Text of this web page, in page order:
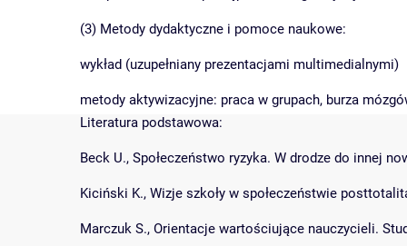
(3) Metody dydaktyczne i pomoce naukowe:
wykład (uzupełniany prezentacjami multimedialnymi)
metody aktywizacyjne: praca w grupach, burza
Literatura podstawowa:
Beck U., Społeczeństwo ryzyka. W drodze do innej
Kiciński K., Wizje szkoły w społeczeństwie
Marczuk S., Orientacje wartościujące nauczycieli.